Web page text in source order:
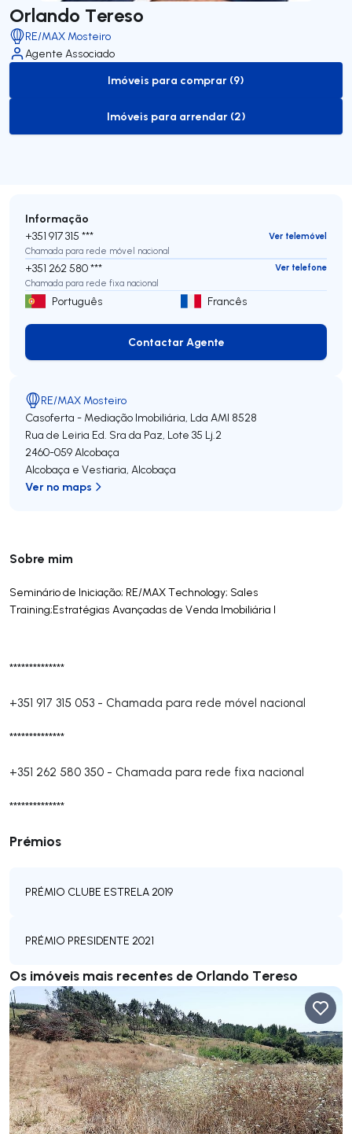
Orlando Tereso
RE/MAX Mosteiro
Agente Associado
to-buy-listing
Imóveis para comprar (9)
to-rent-listing
Imóveis para arrendar (2)
Sobre mim
Seminário de Iniciação; RE/MAX Technology; Sales
Training;Estratégias Avançadas de Venda Imobiliária I
**************
+351 917 315 053 - Chamada para rede móvel nacional
**************
+351 262 580 350 - Chamada para rede fixa nacional
**************
Prémios
PRÉMIO CLUBE ESTRELA 2019
PRÉMIO PRESIDENTE 2021
Os imóveis mais recentes de Orlando Tereso
Informação
+351 917 315 ***
Ver telemóvel
Chamada para rede móvel nacional
+351 262 580 ***
Ver telefone
Chamada para rede fixa nacional
Português Francês
Contactar Agente
Contactar Agente
RE/MAX Mosteiro
Casoferta - Mediação Imobiliária, Lda AMI 8528
Rua de Leiria Ed. Sra da Paz, Lote 35 Lj.2
2460-059Alcobaça
Alcobaça e Vestiaria, Alcobaça
Ver no maps